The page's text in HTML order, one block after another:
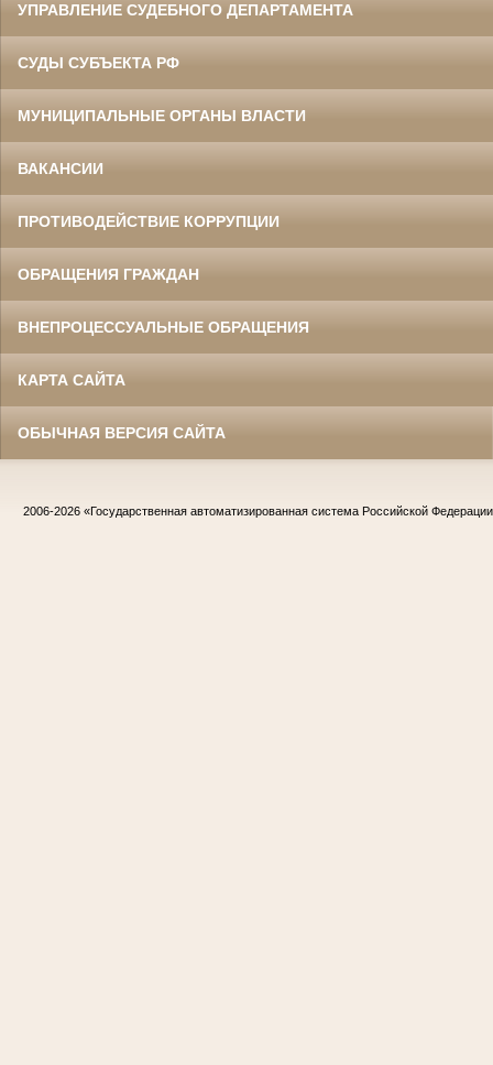
УПРАВЛЕНИЕ СУДЕБНОГО ДЕПАРТАМЕНТА
СУДЫ СУБЪЕКТА РФ
МУНИЦИПАЛЬНЫЕ ОРГАНЫ ВЛАСТИ
ВАКАНСИИ
ПРОТИВОДЕЙСТВИЕ КОРРУПЦИИ
ОБРАЩЕНИЯ ГРАЖДАН
ВНЕПРОЦЕССУАЛЬНЫЕ ОБРАЩЕНИЯ
КАРТА САЙТА
ОБЫЧНАЯ ВЕРСИЯ САЙТА
2006-2026 «Государственная автоматизированная система Российской